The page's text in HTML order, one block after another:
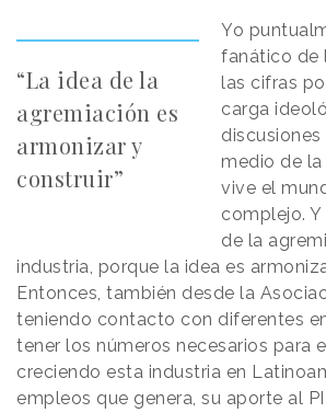
“La idea de la
agremiación es
armonizar y
construir”
Yo
fanático de
las cifras
carga
medio de
vive el
complejo.
de la
industria, porque la idea es
Entonces, también desde la
teniendo contacto con diferentes
tener los números necesarios para
creciendo esta industria en
empleos que genera, su aporte al